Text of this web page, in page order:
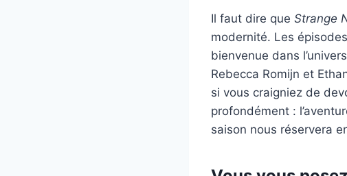
Il faut dire que Strange
modernité. Les
bienvenue dans
Rebecca Romijn et
si vous craigniez de
profondément :
saison nous réservera